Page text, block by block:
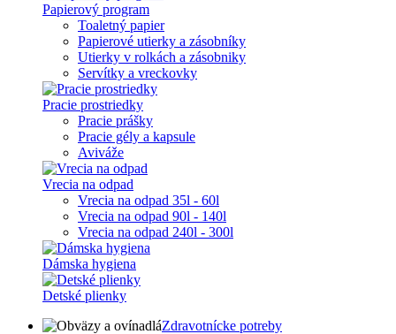
Papierový program
Toaletný papier
Papierové utierky a zásobníky
Utierky v rolkách a zásobniky
Servítky a vreckovky
Pracie prostriedky
Pracie prášky
Pracie gély a kapsule
Aviváže
Vrecia na odpad
Vrecia na odpad 35l - 60l
Vrecia na odpad 90l - 140l
Vrecia na odpad 240l - 300l
Dámska hygiena
Detské plienky
Zdravotnícke potreby